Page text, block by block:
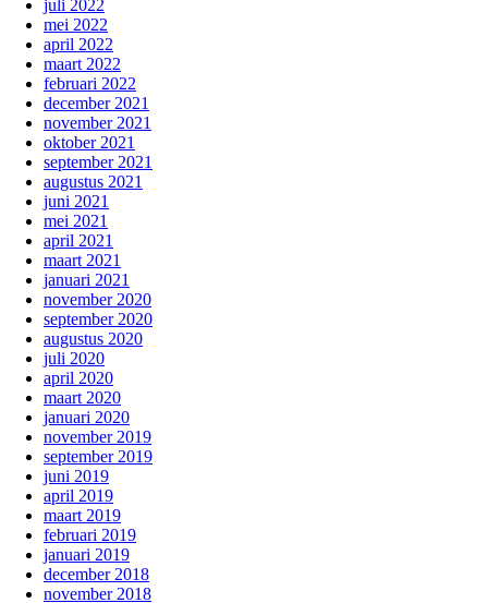
juli 2022
mei 2022
april 2022
maart 2022
februari 2022
december 2021
november 2021
oktober 2021
september 2021
augustus 2021
juni 2021
mei 2021
april 2021
maart 2021
januari 2021
november 2020
september 2020
augustus 2020
juli 2020
april 2020
maart 2020
januari 2020
november 2019
september 2019
juni 2019
april 2019
maart 2019
februari 2019
januari 2019
december 2018
november 2018